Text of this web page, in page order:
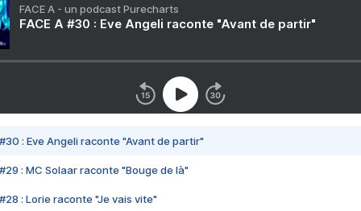
FACE A - un podcast Purecharts
FACE A #30 : Eve Angeli raconte "Avant de partir"
#30 : Eve Angeli raconte "Avant de partir"
#29 : MC Solaar raconte "Bouge de là"
#28 : Lorie raconte "Je vais vite"